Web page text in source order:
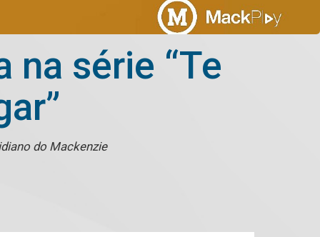
série “Te
do Mackenzie